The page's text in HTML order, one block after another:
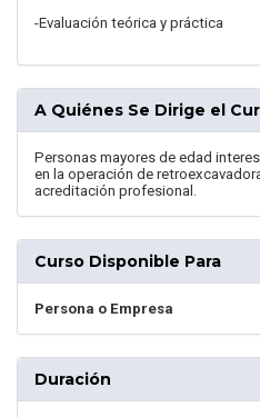
-Evaluación teórica y práctica
A Quiénes Se Dirige el
Personas mayores de edad
en la operación de
acreditación profesional.
Curso Disponible Para
Persona o Empresa
Duración